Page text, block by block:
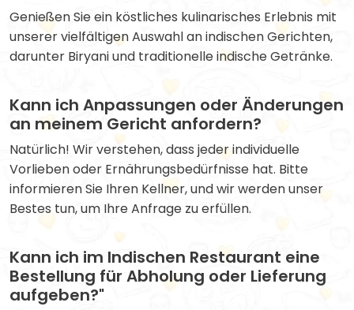
Genießen Sie ein köstliches kulinarisches Erlebnis mit
unserer vielfältigen Auswahl an indischen Gerichten,
darunter Biryani und traditionelle indische Getränke.
Kann ich Anpassungen oder Änderungen
an meinem Gericht anfordern?
Natürlich! Wir verstehen, dass jeder individuelle
Vorlieben oder Ernährungsbedürfnisse hat. Bitte
informieren Sie Ihren Kellner, und wir werden unser
Bestes tun, um Ihre Anfrage zu erfüllen.
Kann ich im Indischen Restaurant eine
Bestellung für Abholung oder Lieferung
aufgeben?"